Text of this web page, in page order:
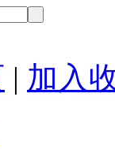
| 加入